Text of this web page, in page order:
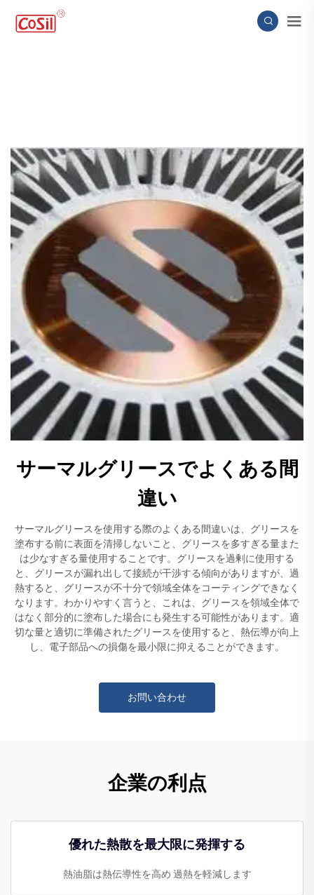
サーマルグリースでよくある間
違い
サーマルグリースを使用する際のよくある間違いは、グリースを
塗布する前に表面を清掃しないこと、グリースを多すぎる量また
は少なすぎる量使用することです。グリースを過剰に使用する
と、グリースが漏れ出して接続が干渉する傾向がありますが、過
熱すると、グリースが不十分で領域全体をコーティングできなく
なります。わかりやすく言うと、これは、グリースを領域全体で
はなく部分的に塗布した場合にも発生する可能性があります。適
切な量と適切に準備されたグリースを使用すると、熱伝導が向上
し、電子部品への損傷を最小限に抑えることができます。
お問い合わせ
企業の利点
優れた熱散を最大限に発揮する
熱油脂は熱伝導性を高め 過熱を軽減します